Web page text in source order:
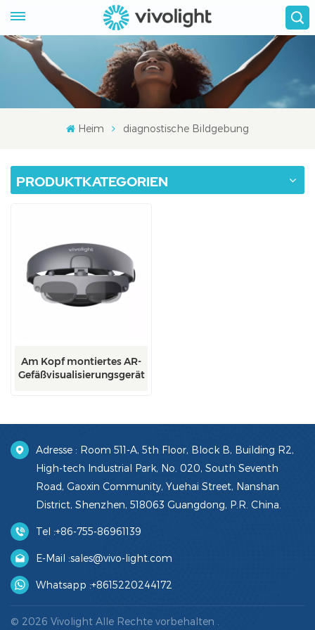
Heim diagnostische Bildgebung
PRODUKTKATEGORIEN
Am Kopf montiertes AR-
Gefäßvisualisierungsgerät
Adresse : Room 511-A, 5th Floor, Block B, Building R2,
High-tech Industrial Park, No. 020, South Seventh
Road, Gaoxin Community, Yuehai Street, Nanshan
District, Shenzhen, 518063 Guangdong, P.R. China.
Tel :+86-755-86961139
E-Mail :sales@vivo-light.com
Whatsapp :+8615220244172
© 2026 Vivolight Alle Rechte vorbehalten .